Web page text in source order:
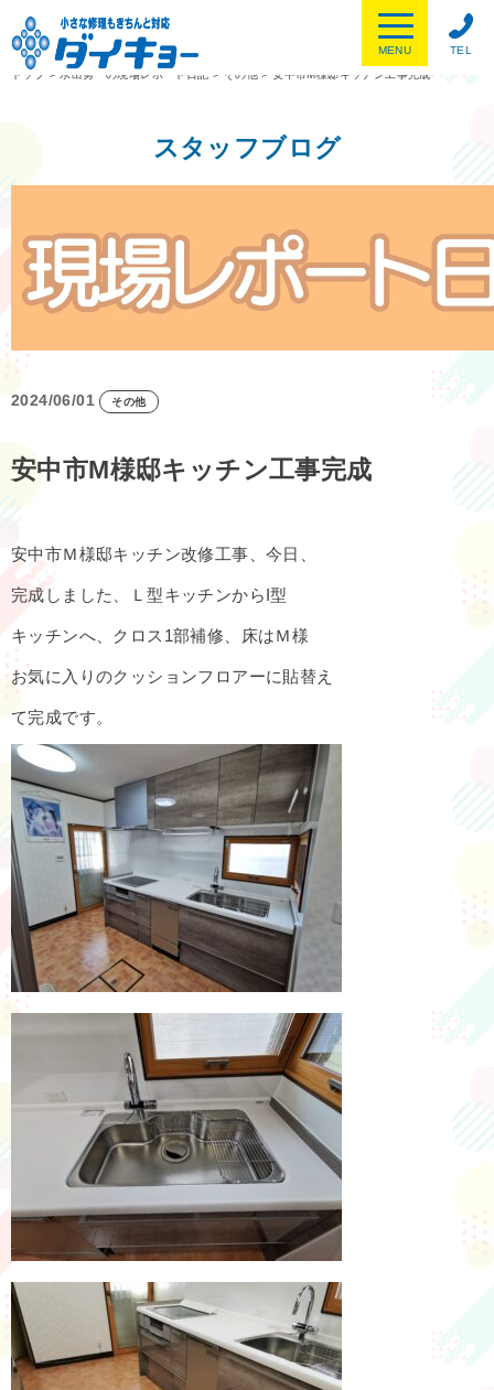
TEL
MENU
トップ
> 水出勇一の現場レポート日記 > その他 > 安中市M様邸キッチン工事完成
スタッフブログ
2024/06/01 その他
安中市M様邸キッチン工事完成
安中市Ｍ様邸キッチン改修工事、今日、
完成しました、Ｌ型キッチンからI型
キッチンへ、クロス1部補修、床はＭ様
お気に入りのクッションフロアーに貼替え
て完成です。